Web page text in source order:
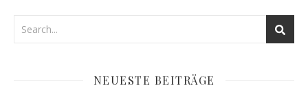
NEUESTE BEITRÄGE